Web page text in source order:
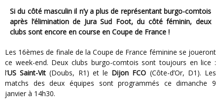
Si du côté masculin il n’y a plus de représentant burgo-comtois
après l’élimination de Jura Sud Foot, du côté féminin, deux
clubs sont encore en course en Coupe de France !
Les 16èmes de finale de la Coupe de France féminine se joueront
ce week-end. Deux clubs burgo-comtois sont toujours en lice :
l’US Saint-Vit (Doubs, R1) et le Dijon FCO (Côte-d’Or, D1). Les
matchs des deux équipes sont programmés ce dimanche 9
janvier à 14h30.